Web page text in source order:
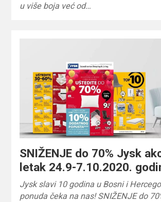
u više boja već od…
SNIŽENJE do 70% Jysk
letak 24.9-7.10.2020.
Jysk slavi 10 godina u Bosni i
ponuda čeka na nas! SNIŽENJE do